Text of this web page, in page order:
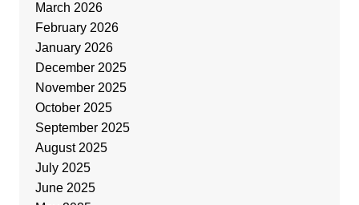
March 2026
February 2026
January 2026
December 2025
November 2025
October 2025
September 2025
August 2025
July 2025
June 2025